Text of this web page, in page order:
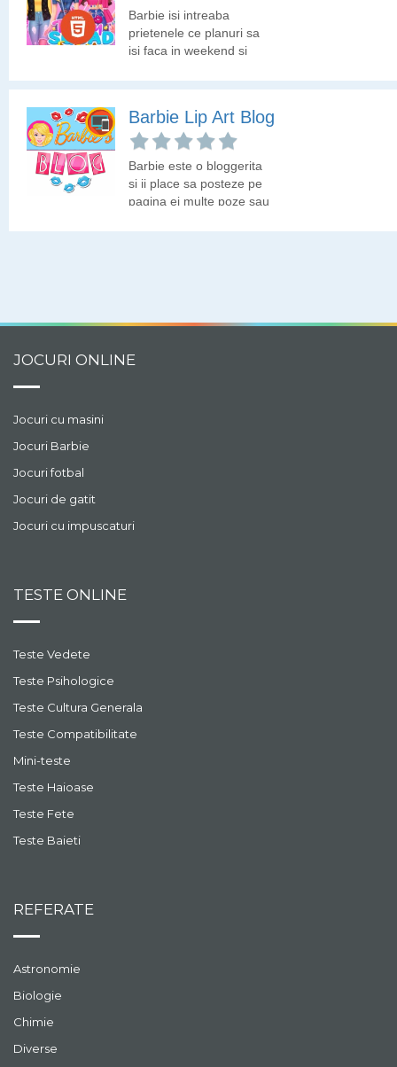
Barbie isi intreaba
prietenele ce planuri sa
isi faca in weekend si
pregateasca asa cum o
cere un astfel de
Barbie Lip Art Blog
Barbie este o bloggerita
si ii place sa posteze pe
pagina ei multe poze sau
JOCURI ONLINE
Jocuri cu masini
Jocuri Barbie
Jocuri fotbal
Jocuri de gatit
Jocuri cu impuscaturi
TESTE ONLINE
Teste Vedete
Teste Psihologice
Teste Cultura Generala
Teste Compatibilitate
Mini-teste
Teste Haioase
Teste Fete
Teste Baieti
REFERATE
Astronomie
Biologie
Chimie
Diverse